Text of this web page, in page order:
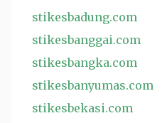
stikesbadung.com
stikesbanggai.com
stikesbangka.com
stikesbanyumas.com
stikesbekasi.com